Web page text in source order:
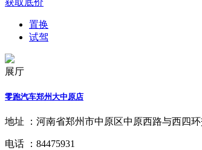
置换
试驾
展厅
零跑汽车郑州大中原店
地址 ： 河南省郑州市中原区中原西路与西四
电话 ： 84475931